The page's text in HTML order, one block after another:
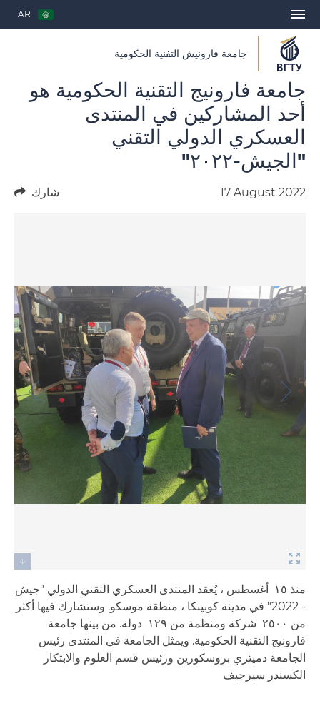
AR
جامعة فارونيش التفنية الحكومية
جامعة فارونيج التقنية الحكومية هو
أحد المشاركين في المنتدى
العسكري الدولي التقني
"الجيش-٢٠٢٢"
17 August 2022 شارك
منذ ١٥ أغسطس ، يُعقد المنتدى العسكري التقني الدولي "جيش
- 2022" في مدينة كوبينكا ، منطقة موسكو. وستشارك فيها أكثر
من ٢٥٠٠ شركة ومنظمة من ١٢٩ دولة. من بينها جامعة
فارونيج التقنية الحكومية. ويمثل الجامعة في المنتدى رئيس
الجامعة دميتري بروسكورين ورئيس قسم العلوم والابتكار
الكسندر سيرجيف